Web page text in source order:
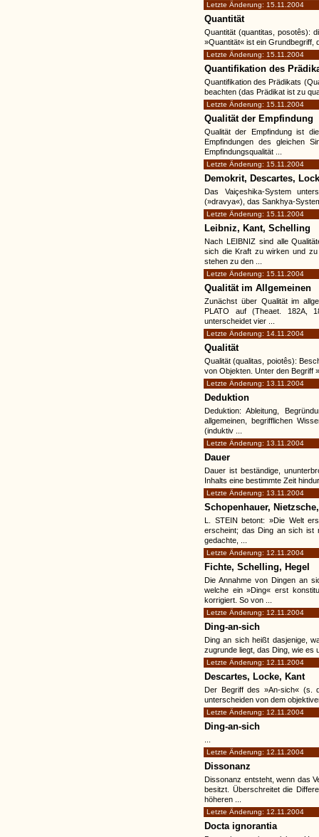
Letzte Änderung: 15.11.2004
Quantität
Quantität (quantitas, posotês):
»Quantität« ist ein Grundbegriff,
Letzte Änderung: 15.11.2004
Quantifikation des
Quantifikation des Prädikats
beachten (das Prädikat ist zu
Letzte Änderung: 15.11.2004
Qualität der Empfindung
Qualität der Empfindung ist
Empfindungen des gleichen
Empfindungsqualität ...
Letzte Änderung: 15.11.2004
Demokrit, Descartes,
Das Vaiçeshika-System
(»dravya«), das Sankhya-
Letzte Änderung: 15.11.2004
Leibniz, Kant, Schelling
Nach LEIBNIZ sind alle
sich die Kraft zu wirken und zu
stehen zu den ...
Letzte Änderung: 15.11.2004
Qualität im Allgemeinen
Zunächst über Qualität im
PLATO auf (Theaet. 182A,
unterscheidet vier ...
Letzte Änderung: 14.11.2004
Qualität
Qualität (qualitas, poiotês):
von Objekten. Unter den Begriff
Letzte Änderung: 13.11.2004
Deduktion
Deduktion: Ableitung,
allgemeinen, begrifflichen
(induktiv ...
Letzte Änderung: 13.11.2004
Dauer
Dauer ist beständige,
Inhalts eine bestimmte Zeit
Letzte Änderung: 13.11.2004
Schopenhauer,
L. STEIN betont: »Die Welt
erscheint; das Ding an sich ist
gedachte, ...
Letzte Änderung: 12.11.2004
Fichte, Schelling, Hegel
Die Annahme von Dingen an
welche ein »Ding« erst
korrigiert. So von ...
Letzte Änderung: 12.11.2004
Ding-an-sich
Ding an sich heißt dasjenige,
zugrunde liegt, das Ding, wie es
Letzte Änderung: 12.11.2004
Descartes, Locke, Kant
Der Begriff des »An-sich« (s.
unterscheiden von dem
Letzte Änderung: 12.11.2004
Ding-an-sich
Letzte Änderung: 12.11.2004
Dissonanz
Dissonanz entsteht, wenn das
besitzt. Überschreitet die
höheren ...
Letzte Änderung: 12.11.2004
Docta ignorantia